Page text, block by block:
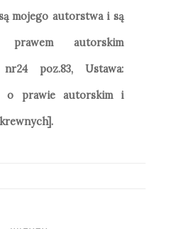
mojego autorstwa i są
prawem autorskim
nr24 poz.83, Ustawa:
o prawie autorskim i